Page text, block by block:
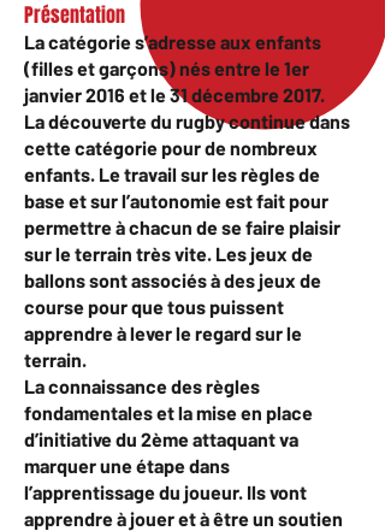
Présentation
La catégorie s’adresse aux enfants
(filles et garçons) nés entre le 1er
janvier 2016 et le 31 décembre 2017.
La découverte du rugby continue dans
cette catégorie pour de nombreux
enfants. Le travail sur les règles de
base et sur l’autonomie est fait pour
permettre à chacun de se faire plaisir
sur le terrain très vite. Les jeux de
ballons sont associés à des jeux de
course pour que tous puissent
apprendre à lever le regard sur le
terrain.
La connaissance des règles
fondamentales et la mise en place
d’initiative du 2ème attaquant va
marquer une étape dans
l’apprentissage du joueur. Ils vont
apprendre à jouer et à être un soutien